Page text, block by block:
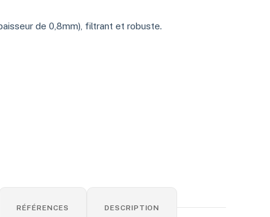
de 0,8mm), filtrant et robuste.
RÉFÉRENCES DESCRIPTION